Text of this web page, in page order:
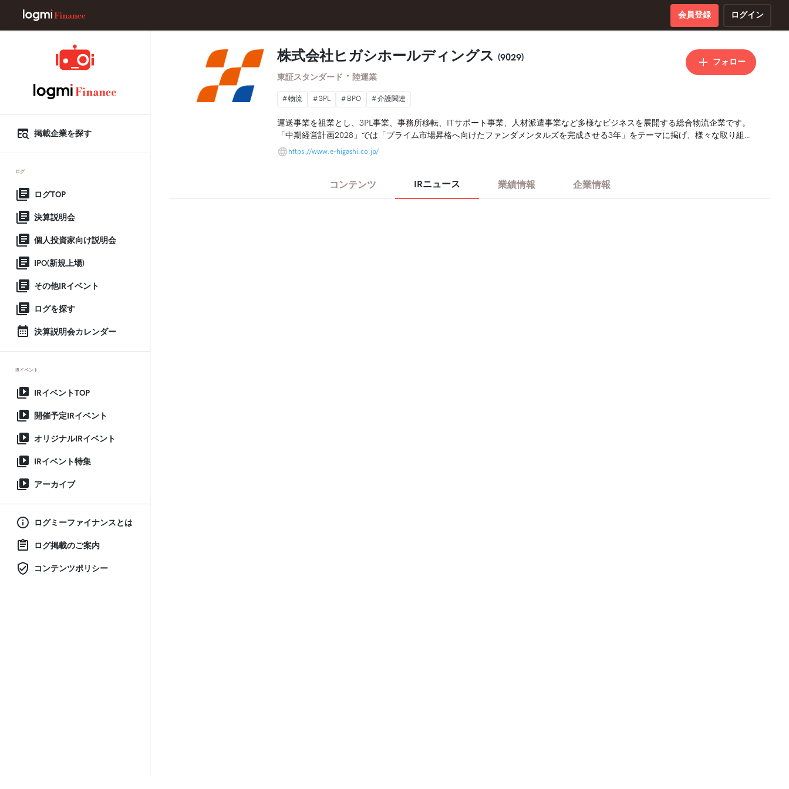
会員登録 ログイン
掲載企業を探す
ログ
ログTOP
決算説明会
個人投資家向け説明会
IPO(新規上場)
その他IRイベント
ログを探す
決算説明会カレンダー
IRイベント
IRイベントTOP
開催予定IRイベント
オリジナルIRイベント
IRイベント特集
アーカイブ
ログミーファイナンスとは
ログ掲載のご案内
コンテンツポリシー
株式会社ヒガシホールディングス (9029)
東証スタンダード ・ 陸運業
フォロー
物流 3PL BPO 介護関連
運送事業を祖業とし、3PL事業、事務所移転、ITサポート事業、人材派遣事業など多様なビジネスを展開する総合物流企業です。
「中期経営計画2028」では「プライム市場昇格へ向けたファンダメンタルズを完成させる3年」をテーマに掲げ、様々な取り組み
を進めてまいります。
https://www.e-higashi.co.jp/
コンテンツ IRニュース 業績情報 企業情報